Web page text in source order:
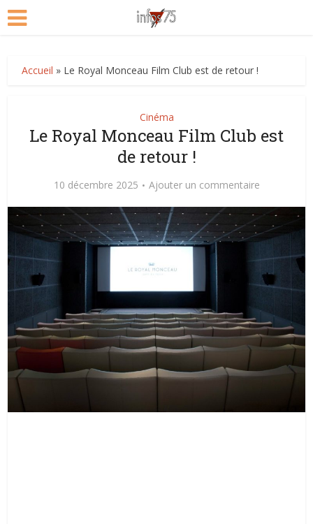
Accueil » Le Royal Monceau Film Club est de retour !
Cinéma
Le Royal Monceau Film Club est
de retour !
10 décembre 2025 Ajouter un commentaire